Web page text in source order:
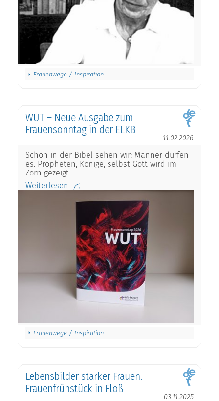
Frauenwege / Inspiration
WUT – Neue Ausgabe zum
Frauensonntag in der ELKB
11.02.2026
Schon in der Bibel sehen wir: Männer dürfen
es. Propheten, Könige, selbst Gott wird im
Zorn gezeigt.…
Weiterlesen
Frauenwege / Inspiration
Lebensbilder starker Frauen.
Frauenfrühstück in Floß
03.11.2025